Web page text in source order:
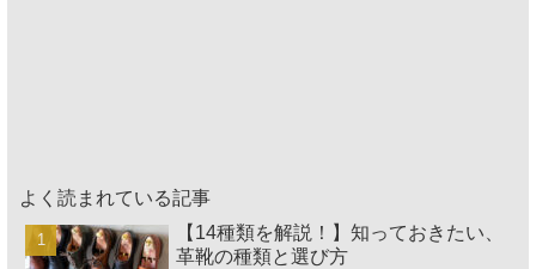
よく読まれている記事
【14種類を解説！】知っておきたい、
革靴の種類と選び方